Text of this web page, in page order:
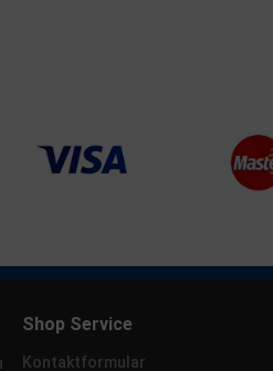
Shop Service
Kontaktformular